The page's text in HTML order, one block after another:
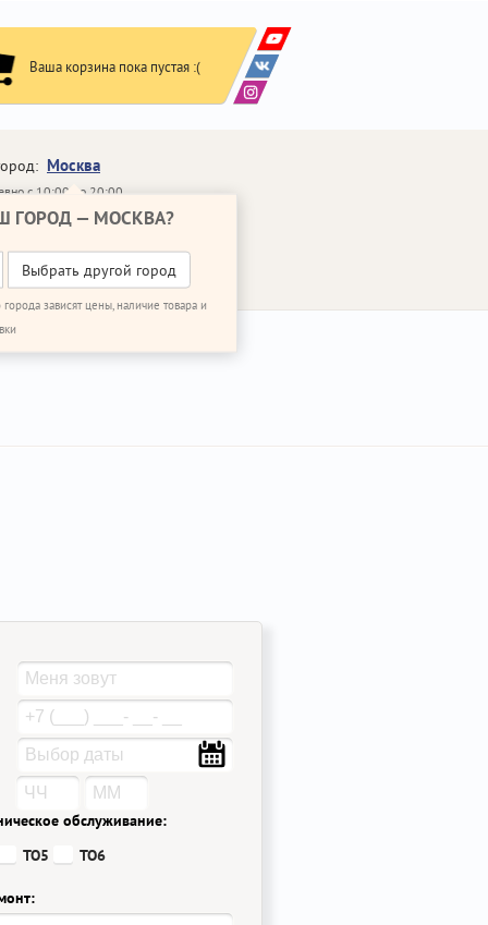
Ваша корзина пока пустая :(
Москва
ГОРОД — МОСКВА?
Выбрать другой город
зависят цены, наличие товара и
с 10:00 до 20:00
648-64-30
МНЕ
обслуживание:
ТО5 ТО6